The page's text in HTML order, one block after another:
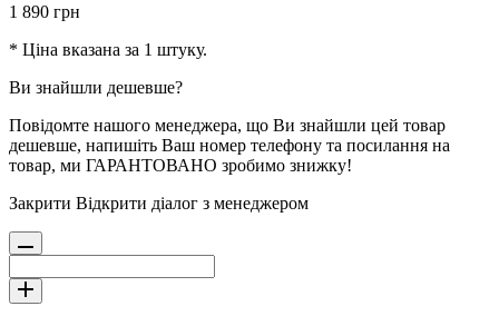
1 890 грн
* Ціна вказана за 1 штуку.
Ви знайшли дешевше?
Повідомте нашого менеджера, що Ви знайшли цей товар
дешевше, напишіть Ваш номер телефону та посилання на
товар, ми ГАРАНТОВАНО зробимо знижку!
Закрити Відкрити діалог з менеджером